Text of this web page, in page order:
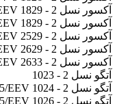
آکسور نسل 2 - 1829 Blue Tec 4+5/EEV
آکسور نسل 2 - 1829 Blue Tec 4+5/EEV
آکسور نسل 2 - 2529 Blue Tec 4+5/EEV
آکسور نسل 2 - 2629 Blue Tec 4+5/EEV
آکسور نسل 2 - 2633 Blue Tec 4+5/EEV
آتگو نسل 2 - 1023
آتگو نسل 2 - 1024 BlueTec 4+5/EEV
آتگو نسل 2 - 1026 BlueTec 4+5/EEV